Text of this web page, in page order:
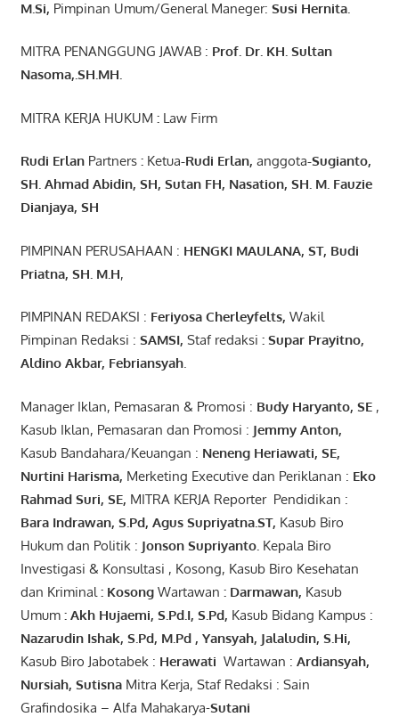
M.Si, Pimpinan Umum/General Maneger: Susi Hernita.
MITRA PENANGGUNG JAWAB : Prof. Dr. KH. Sultan
Nasoma,.SH.MH.
MITRA KERJA HUKUM : Law Firm
Rudi ErlanPartners : Ketua-Rudi Erlan, anggota-Sugianto,
SH. Ahmad Abidin, SH, SutanFH, Nasation, SH. M. Fauzie
Dianjaya, SH
PIMPINAN PERUSAHAAN : HENGKI MAULANA, ST, Budi
Priatna, SH. M.H,
PIMPINAN REDAKSI : Feriyosa Cherleyfelts, Wakil
Pimpinan Redaksi : SAMSI, Staf redaksi : Supar Prayitno,
Aldino Akbar, Febriansyah.
Manager Iklan, Pemasaran & Promosi : Budy Haryanto, SE,
Kasub Iklan, Pemasaran dan Promosi : Jemmy Anton,
Kasub Bandahara/Keuangan : Neneng Heriawati, SE,
Nurtini Harisma, Merketing Executive dan Periklanan : Eko
Rahmad Suri, SE, MITRA KERJA Reporter Pendidikan :
Bara Indrawan, S.Pd, Agus Supriyatna.ST, Kasub Biro
Hukum dan Politik : Jonson Supriyanto. Kepala Biro
Investigasi & Konsultasi , Kosong, Kasub Biro Kesehatan
dan Kriminal: KosongWartawan : Darmawan, Kasub
Umum : Akh Hujaemi, S.Pd.I, S.Pd, Kasub Bidang Kampus :
Nazarudin Ishak, S.Pd, M.Pd, Yansyah, Jalaludin, S.Hi,
Kasub Biro Jabotabek : Herawati Wartawan : Ardiansyah,
Nursiah, SutisnaMitra Kerja, Staf Redaksi : Sain
Grafindosika – Alfa Mahakarya-Sutani